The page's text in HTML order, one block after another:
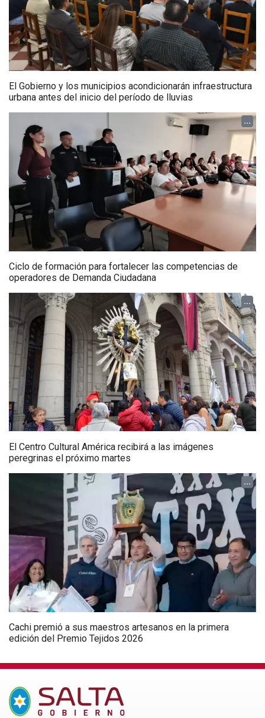
El Gobierno y los municipios acondicionarán infraestructura
urbana antes del inicio del período de lluvias
...
Ciclo de formación para fortalecer las competencias de
operadores de Demanda Ciudadana
...
El Centro Cultural América recibirá a las imágenes
peregrinas el próximo martes
...
Cachi premió a sus maestros artesanos en la primera
edición del Premio Tejidos 2026